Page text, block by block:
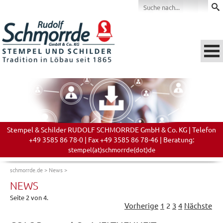
Stempel & Schilder RUDOLF SCHMORRDE GmbH & Co. KG | Telefon
+49 3585 86 78-0 | Fax +49 3585 86 78-46 | Beratung:
stempel(at)schmorrde(dot)de
schmorrde.de> News>
NEWS
Seite 2 von 4.
Vorherige 1 2 3 4 Nächste